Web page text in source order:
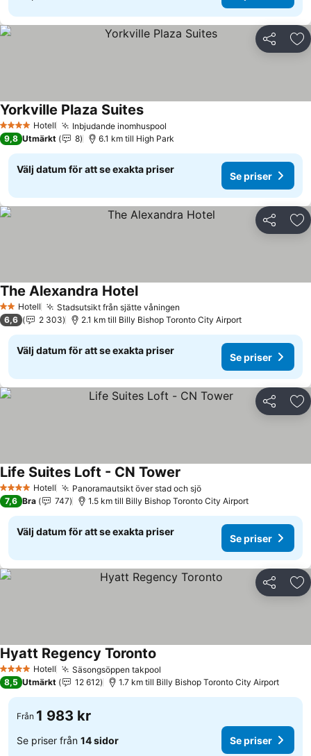
Dela
4 StjärnorHotell Inbjudande inomhuspool
Yorkville Plaza Suites
9,8 Utmärkt 8 6.1 km till High Park
Välj datum för att se exakta priser
Se priser
Dela
2 Stjärnor
Hotell Stadsutsikt från sjätte våningen
The Alexandra Hotel
6,6 2 303 2.1 km till Billy Bishop Toronto City Airport
Välj datum för att se exakta priser
Se priser
Dela
4 StjärnorHotell Panoramautsikt över stad och sjö
Life Suites Loft - CN Tower
7,6 Bra 747 1.5 km till Billy Bishop Toronto City Airport
Välj datum för att se exakta priser
Se priser
Dela
4 StjärnorHotell Säsongsöppen takpool
Hyatt Regency Toronto
8,5 Utmärkt 12 612 1.7 km till Billy Bishop Toronto City Airport
Från 1 983 kr
Se priser från 14 sidor Se priser